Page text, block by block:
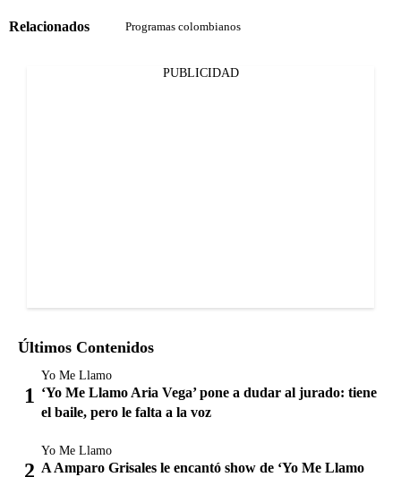
Relacionados Programas colombianos
PUBLICIDAD
Últimos Contenidos
Yo Me Llamo
‘Yo Me Llamo Aria Vega’ pone a dudar al jurado: tiene
el baile, pero le falta a la voz
Yo Me Llamo
A Amparo Grisales le encantó show de ‘Yo Me Llamo